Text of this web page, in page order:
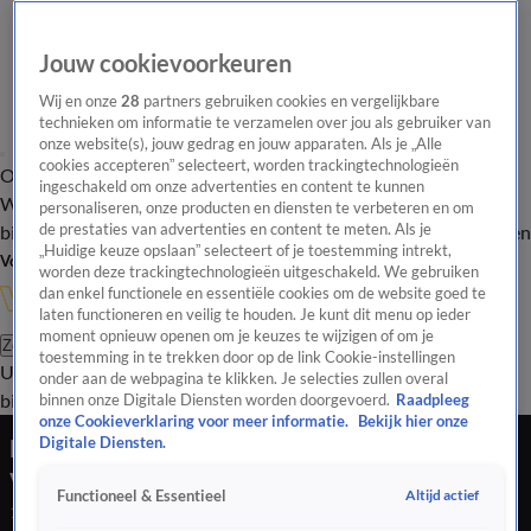
Overzicht Onze programma's Uitzendingen Onze gezichten
In de
WandelgangenInterviewsUitzending
bijwonenPodcastShopVeelgestelde vragenKijkersvraag insturen
Volg Vandaag Inside
Zoeken
UitzendingenVandaag InsideDe OranjezomerShopUitzending
bijwonen
Marokkanen in Nederland zien hun team finale
verliezen
18 jan 2026, 23:08
Jouw cookievoorkeuren
Wij en onze28 partners gebruiken cookies en vergelijkbare
technieken om informatie te verzamelen over jou als gebruiker van
onze website(s), jouw gedrag en jouw apparaten. Als je „Alle
cookies accepteren” selecteert, worden trackingtechnologieën
ingeschakeld om onze advertenties en content te kunnen
personaliseren, onze producten en diensten te verbeteren en om
de prestaties van advertenties en content te meten. Als je
„Huidige keuze opslaan” selecteert of je toestemming intrekt,
worden deze trackingtechnologieën uitgeschakeld. We gebruiken
dan enkel functionele en essentiële cookies om de website goed te
laten functioneren en veilig te houden. Je kunt dit menu op ieder
moment opnieuw openen om je keuzes te wijzigen of om je
toestemming in te trekken door op de link Cookie-instellingen
onder aan de webpagina te klikken. Je selecties zullen overal
binnen onze Digitale Diensten worden doorgevoerd. Raadpleeg
onze Cookieverklaring voor meer informatie.
Bekijk hier onze
Digitale Diensten.
Functioneel & Essentieel Altijd actief